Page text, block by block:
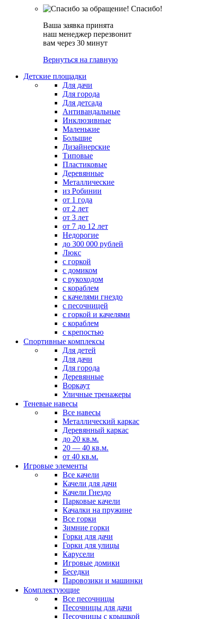
Спасибо!
Ваша заявка принята
наш менеджер перезвонит
вам через 30 минут
Вернуться на главную
Детские площадки
Для дачи
Для города
Для детсада
Антивандальные
Инклюзивные
Маленькие
Большие
Дизайнерские
Типовые
Пластиковые
Деревянные
Металлические
из Робинии
от 1 года
от 2 лет
от 3 лет
от 7 до 12 лет
Недорогие
до 300 000 рублей
Люкс
с горкой
с домиком
с рукоходом
с кораблем
с качелями гнездо
с песочницей
с горкой и качелями
с кораблем
с крепостью
Спортивные комплексы
Для детей
Для дачи
Для города
Деревянные
Воркаут
Уличные тренажеры
Теневые навесы
Все навесы
Металлический каркас
Деревянный каркас
до 20 кв.м.
20 — 40 кв.м.
от 40 кв.м.
Игровые элементы
Все качели
Качели для дачи
Качели Гнездо
Парковые качели
Качалки на пружине
Все горки
Зимние горки
Горки для дачи
Горки для улицы
Карусели
Игровые домики
Беседки
Паровозики и машинки
Комплектующие
Все песочницы
Песочницы для дачи
Песочницы с крышкой